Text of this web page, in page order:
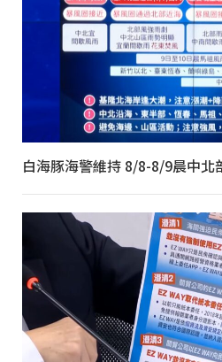
白海豚海警維持 8/8-8/9晨中北